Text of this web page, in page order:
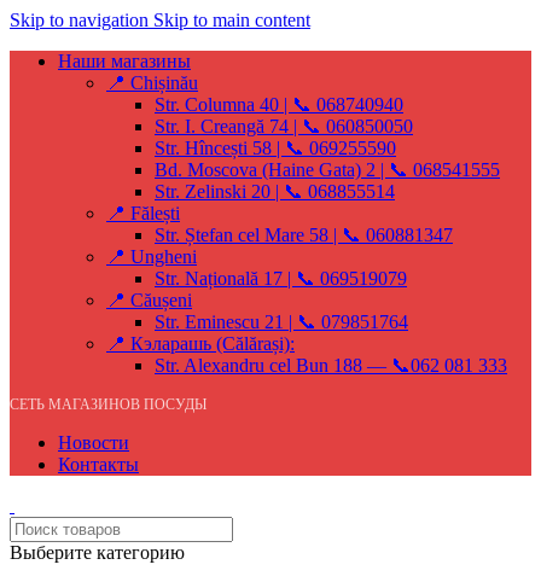
Skip to navigation Skip to main content
Наши магазины
📍 Chișinău
Str. Columna 40 | 📞 068740940
Str. I. Creangă 74 | 📞 060850050
Str. Hîncești 58 | 📞 069255590
Bd. Moscova (Haine Gata) 2 | 📞 068541555
Str. Zelinski 20 | 📞 068855514
📍 Fălești
Str. Ștefan cel Mare 58 | 📞 060881347
📍 Ungheni
Str. Națională 17 | 📞 069519079
📍 Căușeni
Str. Eminescu 21 | 📞 079851764
📍 Кэларашь (Călărași):
Str. Alexandru cel Bun 188 — 📞062 081 333
СЕТЬ МАГАЗИНОВ ПОСУДЫ
Новости
Контакты
Выберите категорию